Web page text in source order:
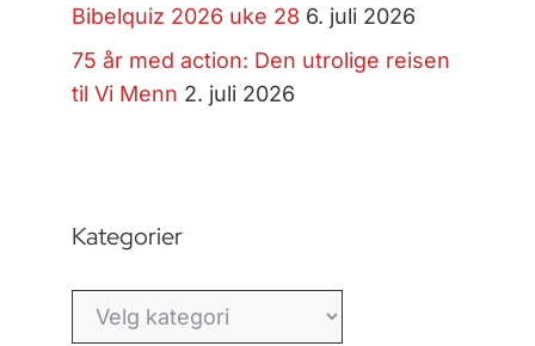
Bibelquiz 2026 uke 28 6. juli 2026
75 år med action: Den utrolige reisen
til Vi Menn 2. juli 2026
Kategorier
Kategorier